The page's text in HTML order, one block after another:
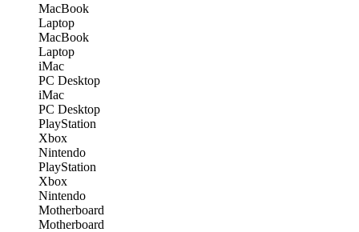
MacBook
Laptop
MacBook
Laptop
iMac
PC Desktop
iMac
PC Desktop
PlayStation
Xbox
Nintendo
PlayStation
Xbox
Nintendo
Motherboard
Motherboard